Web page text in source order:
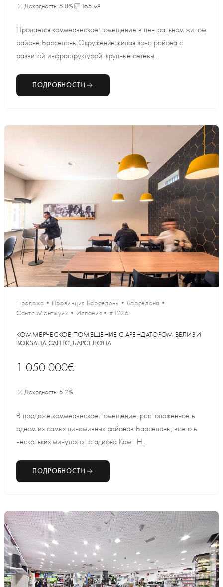
Доходность: 5.8% 165 м²
Продается коммерческое помещение в центральном жилом
районе Барселоны.Окружение:жилая зона района с
развитой инфраструктурой: крупные сетевы...
ПОДРОБНОСТИ
Продажа • Провинция Барселоны • Барселона •
Сантс-Монтжуик • Испания •#1236
КОММЕРЧЕСКОЕ ПОМЕЩЕНИЕ С АРЕНДАТОРОМ ВБЛИЗИ
ВОКЗАЛА САНТС, БАРСЕЛОНА
1 050 000€
Доходность: 5.2%
В продаже коммерческое помещение, расположенное в
одном из самых динамичных районов Барселоны, всего в
нескольких минутах от стадиона Камп Н...
ПОДРОБНОСТИ